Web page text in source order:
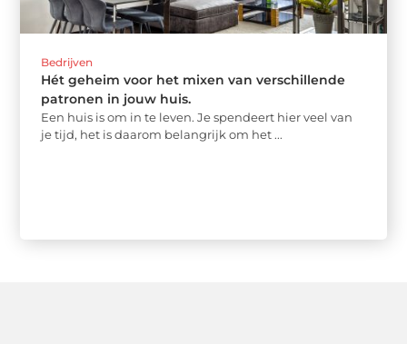
Bedrijven
Hét geheim voor het mixen van verschillende
patronen in jouw huis.
Een huis is om in te leven. Je spendeert hier veel van
je tijd, het is daarom belangrijk om het ...